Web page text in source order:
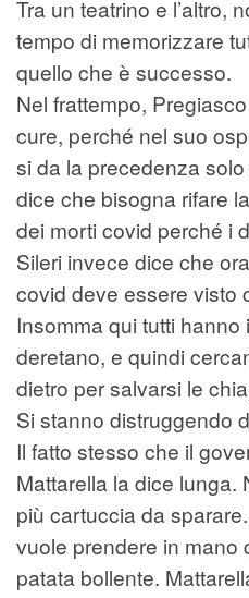
Tra un teatrino e l’altro,
tempo di memorizzare
quello che è successo.
Nel frattempo,
cure, perché nel suo
si da la precedenza solo
dice che bisogna rifare
dei morti covid perché i
Sileri invece dice che
covid deve essere visto
Insomma qui tutti hanno
deretano, e quindi
dietro per salvarsi le
Si stanno distruggendo
Il fatto stesso che il
Mattarella la dice lunga.
più cartuccia da
vuole prendere in mano
patata bollente.